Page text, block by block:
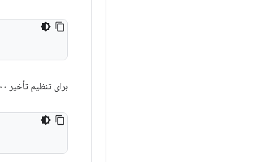
برای تنظیم تأخیر ۱۰۰ میلی‌ثانیه، پهنای باند ۱ مگابیت و ۰٪ از دست دادن بسته‌ها، دستور زیر را اجرا کنید: